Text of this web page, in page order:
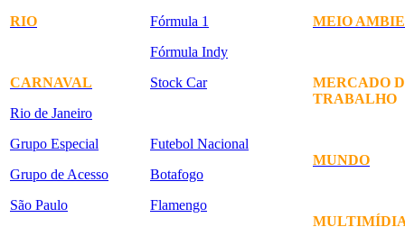
RIO
CARNAVAL
Rio de Janeiro
Grupo Especial
Grupo de Acesso
São Paulo
Fórmula 1
Fórmula Indy
Stock Car
Futebol Nacional
Botafogo
Flamengo
MEIO
MERCADO
TRABALHO
MUNDO